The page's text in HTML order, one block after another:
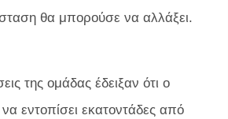
θα μπορούσε να αλλάξει.
της ομάδας έδειξαν ότι ο
εντοπίσει εκατοντάδες από